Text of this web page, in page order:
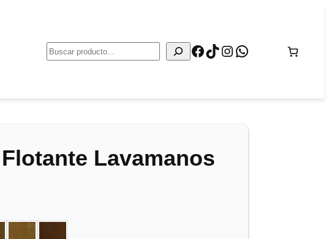
Facebook
TikTok
Instagram
WhatsApp
Lavamanos